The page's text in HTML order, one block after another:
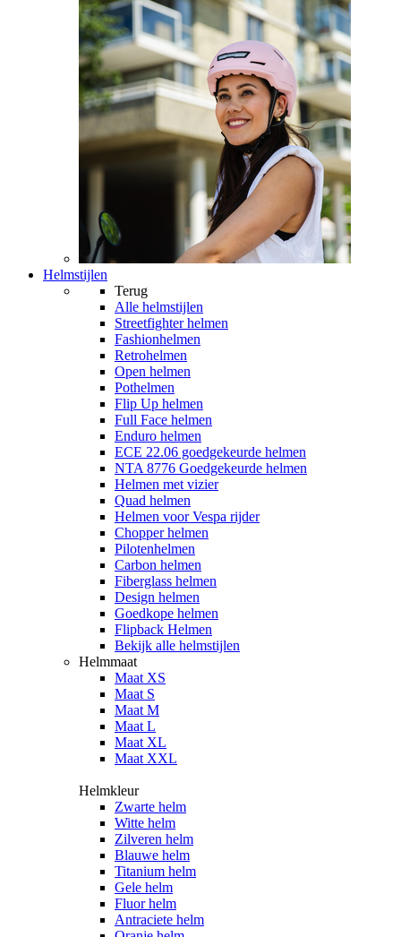
Helmstijlen
Terug
Alle helmstijlen
Streetfighter helmen
Fashionhelmen
Retrohelmen
Open helmen
Pothelmen
Flip Up helmen
Full Face helmen
Enduro helmen
ECE 22.06 goedgekeurde helmen
NTA 8776 Goedgekeurde helmen
Helmen met vizier
Quad helmen
Helmen voor Vespa rijder
Chopper helmen
Pilotenhelmen
Carbon helmen
Fiberglass helmen
Design helmen
Goedkope helmen
Flipback Helmen
Bekijk alle helmstijlen
Helmmaat
Maat XS
Maat S
Maat M
Maat L
Maat XL
Maat XXL
Helmkleur
Zwarte helm
Witte helm
Zilveren helm
Blauwe helm
Titanium helm
Gele helm
Fluor helm
Antraciete helm